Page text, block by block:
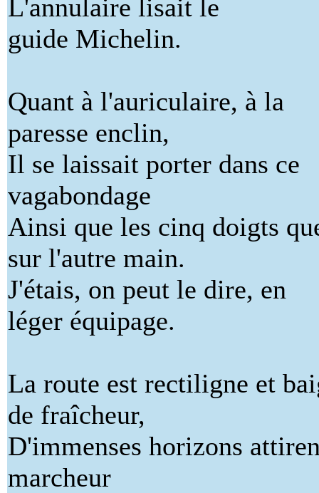
L'annulaire lisait le
guide Michelin.
Quant à l'auriculaire, à la
paresse enclin,
Il se laissait porter dans ce
vagabondage
Ainsi que les cinq doigts
sur l'autre main.
J'étais, on peut le dire, en
léger équipage.
La route est rectiligne et
de fraîcheur,
D'immenses horizons
marcheur